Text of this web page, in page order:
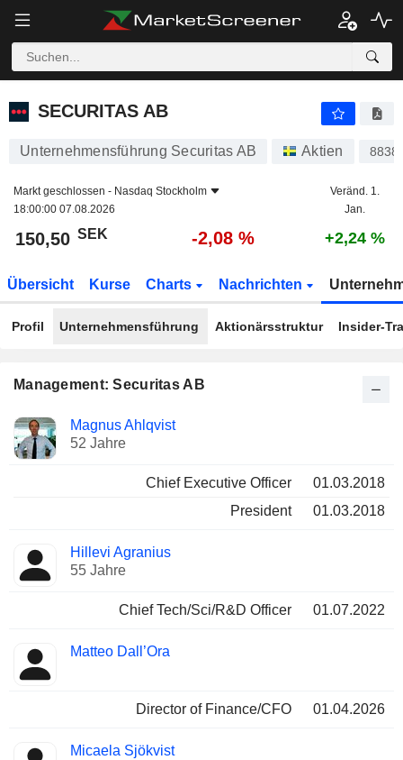
SECURITAS AB
SECURITAS AB
Unternehmensführung Securitas AB Aktien
Markt geschlossen - Nasdaq Stockholm
18:00:00 07.08.2026
Veränd. 1.
Jan.
150,50 SEK -2,08 % +2,24 %
Übersicht Kurse Charts Nachrichten
Profil Unternehmensführung Aktionärsstruktur Insider-
Management: Securitas AB
Manager
Besetzte
Positionen
Magnus Ahlqvist
52 Jahre
Chief Executive Officer
01.03.2018
President
01.03.2018
Hillevi Agranius
55 Jahre
Chief Tech/Sci/R&D Officer 01.07.2022
Matteo Dall’Ora
Director of Finance/CFO 01.04.2026
Micaela Sjökvist